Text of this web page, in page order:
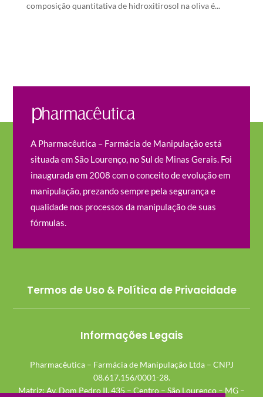
composição quantitativa de hidroxitirosol na oliva é...
A Pharmacêutica – Farmácia de Manipulação está
situada em São Lourenço, no Sul de Minas Gerais. Foi
inaugurada em 2008 com o conceito de evolução em
manipulação, prezando sempre pela segurança e
qualidade nos processos da manipulação de suas
fórmulas.
Termos de Uso & Política de Privacidade
Informações Legais
Pharmacêutica – Farmácia de Manipulação Ltda – CNPJ
08.617.156/0001-28.
Matriz: Av. Dom Pedro II, 435 – Centro – São Lourenço – MG –